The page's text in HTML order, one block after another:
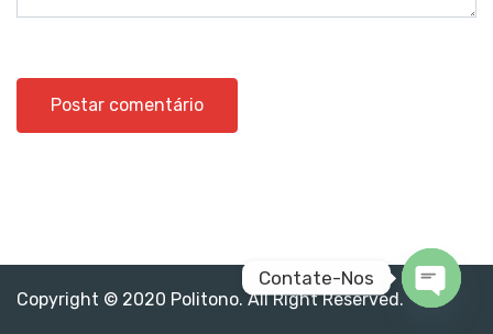
Copyright © 2020 Politono. All Right Reserved.
Contate-Nos